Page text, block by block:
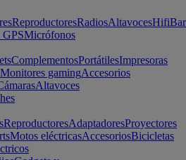
ReproductoresRadiosAltavocesHifi
Micrófonos
ComplementosPortátilesImpresoras
Monitores gamingAccesorios
Altavoces
ReproductoresAdaptadoresProyectores
Motos eléctricasAccesoriosBicicletas